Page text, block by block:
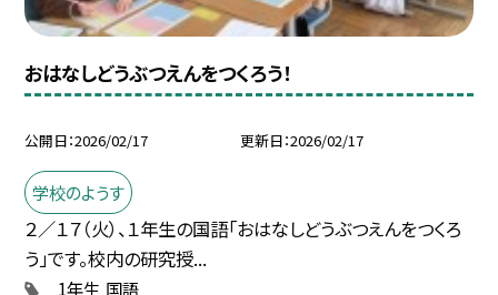
おはなしどうぶつえんをつくろう！
公開日 2026/02/17 更新日 2026/02/17
学校のようす
２／１７（火）、１年生の国語「おはなしどうぶつえんをつくろ
う」です。校内の研究授...
1年生 国語